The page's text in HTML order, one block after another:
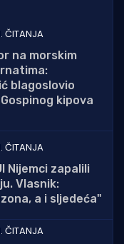
ČITANJA
na morskim
blagoslovio
kipova
ČITANJA
Nijemci zapalili
Vlasnik:
a i sljedeća"
ČITANJA